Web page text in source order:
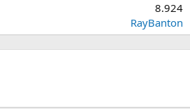
8.924
RayBanton